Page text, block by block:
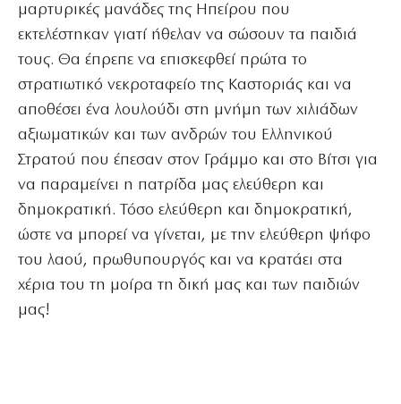
μαρτυρικές μανάδες της Ηπείρου που
εκτελέστηκαν γιατί ήθελαν να σώσουν τα παιδιά
τους. Θα έπρεπε να επισκεφθεί πρώτα το
στρατιωτικό νεκροταφείο της Καστοριάς και να
αποθέσει ένα λουλούδι στη μνήμη των χιλιάδων
αξιωματικών και των ανδρών του Ελληνικού
Στρατού που έπεσαν στον Γράμμο και στο Βίτσι για
να παραμείνει η πατρίδα μας ελεύθερη και
δημοκρατική. Τόσο ελεύθερη και δημοκρατική,
ώστε να μπορεί να γίνεται, με την ελεύθερη ψήφο
του λαού, πρωθυπουργός και να κρατάει στα
χέρια του τη μοίρα τη δική μας και των παιδιών
μας!